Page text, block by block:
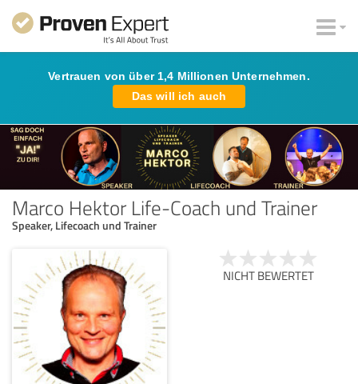
Vertrauen von über 1,4 Millionen Unternehmen.
Das will ich auch
Marco Hektor Life-Coach und Trainer
Speaker, Lifecoach und Trainer
NICHT BEWERTET